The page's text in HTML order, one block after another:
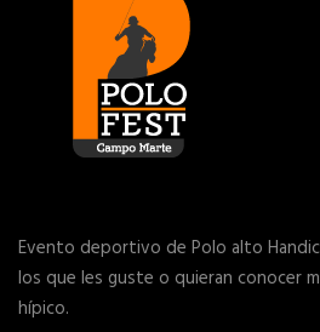
Evento deportivo de Polo alto
los que les guste o quieran conocer
hípico.